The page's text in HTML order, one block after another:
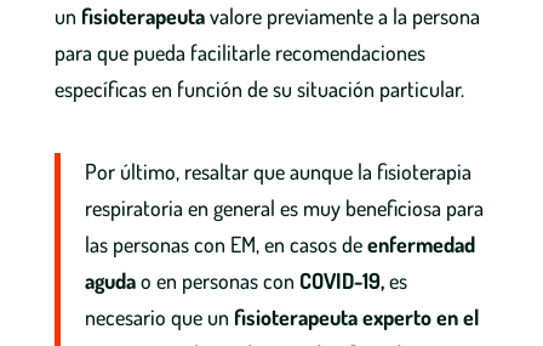
un fisioterapeutavalore previamente a la persona
para que pueda facilitarle recomendaciones
específicas en función de su situación particular.
Por último, resaltar que aunque la fisioterapia
respiratoria en general es muy beneficiosa para
las personas con EM, en casos deenfermedad
agudao en personas con COVID-19,es
necesario que un fisioterapeuta experto en el